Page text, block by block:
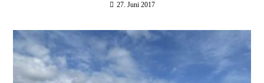
27. Juni 2017